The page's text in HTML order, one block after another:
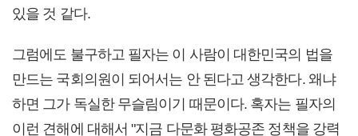
있을 것 같다.
그럼에도 불구하고 필자는 이 사람이 대한민국의 법을
만드는 국회의원이 되어서는 안 된다고 생각한다. 왜냐
하면 그가 독실한 무슬림이기 때문이다. 혹자는 필자의
이런 견해에 대해서 "지금 다문화 평화공존 정책을 강력